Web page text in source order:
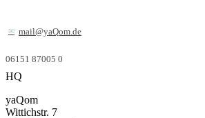
mail@yaQom.de
06151 87005 0
HQ
yaQom
Wittichstr. 7